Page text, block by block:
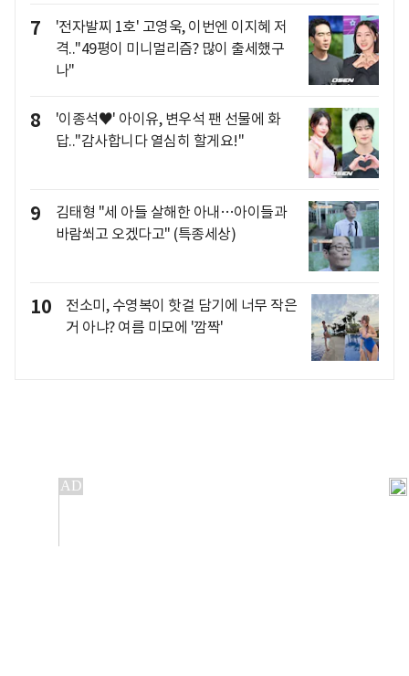
7
'전자발찌 1호' 고영욱, 이번엔 이지혜 저
격.."49평이 미니멀리즘? 많이 출세했구
나"
8
'이종석♥' 아이유, 변우석 팬 선물에 화
답.."감사합니다 열심히 할게요!"
9
김태형 "세 아들 살해한 아내…아이들과
바람쐬고 오겠다고" (특종세상)
10
전소미, 수영복이 핫걸 담기에 너무 작은
거 아냐? 여름 미모에 '깜짝'